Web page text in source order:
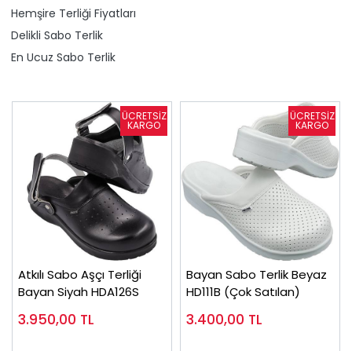
Hemşire Terliği Fiyatları
Delikli Sabo Terlik
En Ucuz Sabo Terlik
Atkılı Sabo Aşçı Terliği
Bayan Siyah HDA126S
3.950,00 TL
Bayan Sabo Terlik Beyaz
HD111B (Çok Satılan)
3.400,00 TL